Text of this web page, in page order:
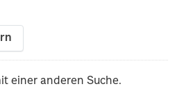
einer anderen Suche.